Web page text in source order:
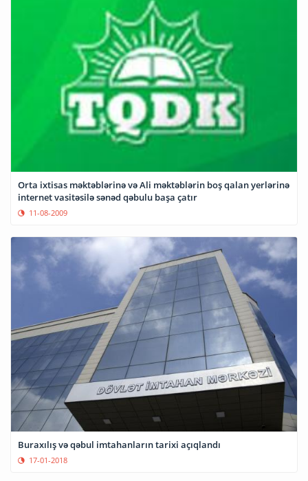
Orta ixtisas məktəblərinə və Ali məktəblərin boş qalan yerlərinə
internet vasitəsilə sənəd qəbulu başa çatır
11-08-2009
Buraxılış və qəbul imtahanların tarixi açıqlandı
17-01-2018